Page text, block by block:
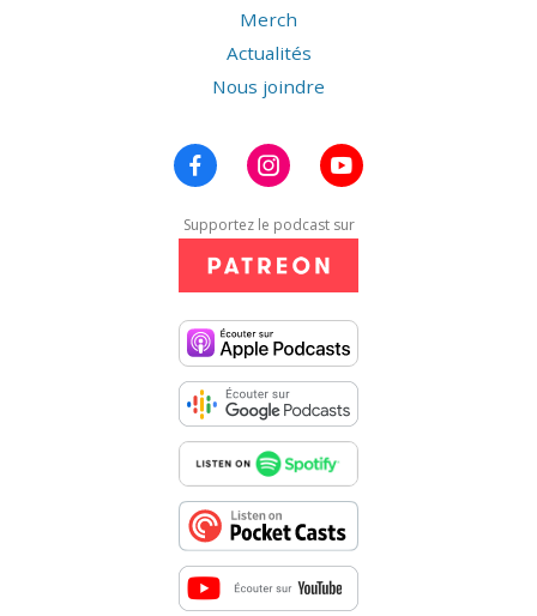
Merch
Actualités
Nous joindre
Supportez le podcast sur